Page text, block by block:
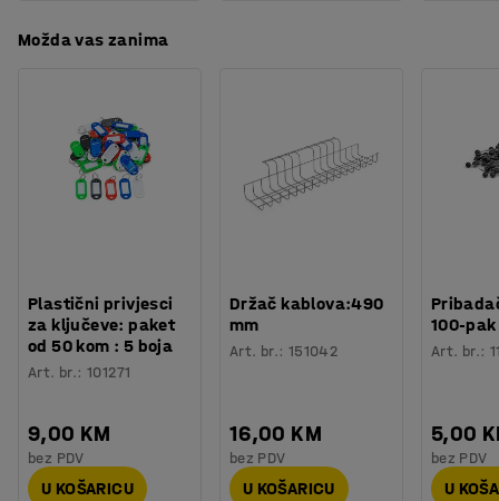
Možda vas zanima
Plastični privjesci
za ključeve: paket
od 50 kom : 5 boja
Art. br.:101271
9,00 KM
bez PDV
U KOŠARICU
Držač kablova:490
mm
Art. br.: 151042
16,00 KM
bez PDV
U KOŠARICU
100-pak
Art. br.:
5,00
bez PDV
U